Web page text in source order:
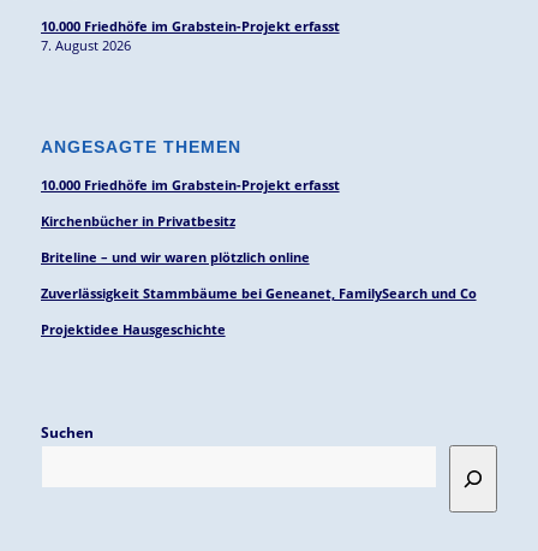
10.000 Friedhöfe im Grabstein-Projekt erfasst
7. August 2026
ANGESAGTE THEMEN
10.000 Friedhöfe im Grabstein-Projekt erfasst
Kirchenbücher in Privatbesitz
Briteline – und wir waren plötzlich online
Zuverlässigkeit Stammbäume bei Geneanet, FamilySearch und Co
Projektidee Hausgeschichte
Suchen